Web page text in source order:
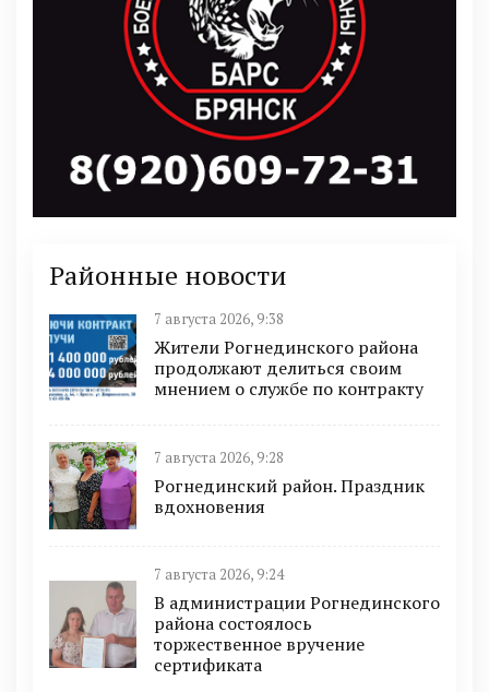
Районные новости
7 августа 2026, 9:38
Жители Рогнединского района
продолжают делиться своим
мнением о службе по контракту
7 августа 2026, 9:28
Рогнединский район. Праздник
вдохновения
7 августа 2026, 9:24
В администрации Рогнединского
района состоялось
торжественное вручение
сертификата